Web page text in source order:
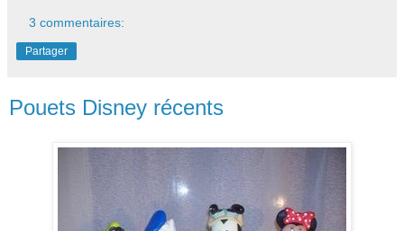
3 commentaires:
Partager
Pouets Disney récents